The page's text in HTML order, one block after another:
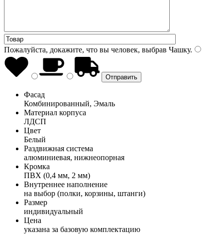
Пожалуйста, докажите, что вы человек, выбрав Чашку.
Фасад
Комбинированный, Эмаль
Материал корпуса
ЛДСП
Цвет
Белый
Раздвижная система
алюминиевая, нижнеопорная
Кромка
ПВХ (0,4 мм, 2 мм)
Внутреннее наполнение
на выбор (полки, корзины, штанги)
Размер
индивидуальный
Цена
указана за базовую комплектацию